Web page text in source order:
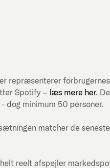
repræsenterer
Spotify – læs mere her.
dog minimum 50 personer.
matcher de
reelt afspejler